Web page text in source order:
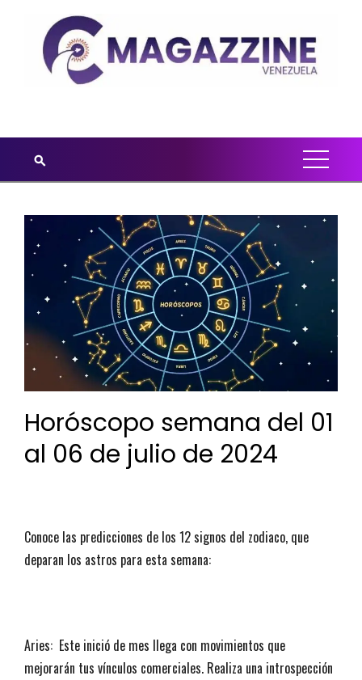
Horóscopo semana del 01
al 06 de julio de 2024
Conoce las predicciones de los 12 signos del zodiaco, que
deparan los astros para esta semana:
Aries: Este inició de mes llega con movimientos que
mejorarán tus vínculos comerciales. Realiza una introspección